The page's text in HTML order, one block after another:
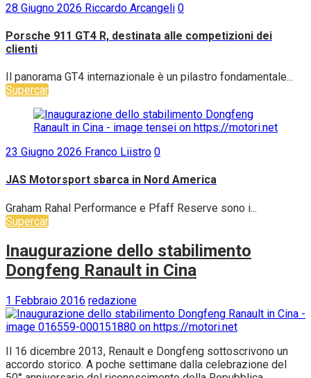
28 Giugno 2026 Riccardo Arcangeli 0
Porsche 911 GT4 R, destinata alle competizioni dei
clienti
Il panorama GT4 internazionale è un pilastro fondamentale...
Supercar
23 Giugno 2026 Franco Liistro 0
JAS Motorsport sbarca in Nord America
Graham Rahal Performance e Pfaff Reserve sono i...
Supercar
Inaugurazione dello stabilimento
Dongfeng Ranault in Cina
1 Febbraio 2016 redazione
Il 16 dicembre 2013, Renault e Dongfeng sottoscrivono un
accordo storico. A poche settimane dalla celebrazione del